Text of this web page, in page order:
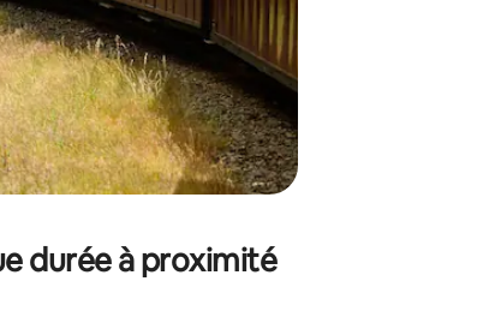
durée à proximité